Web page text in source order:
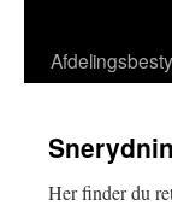
Her finder du